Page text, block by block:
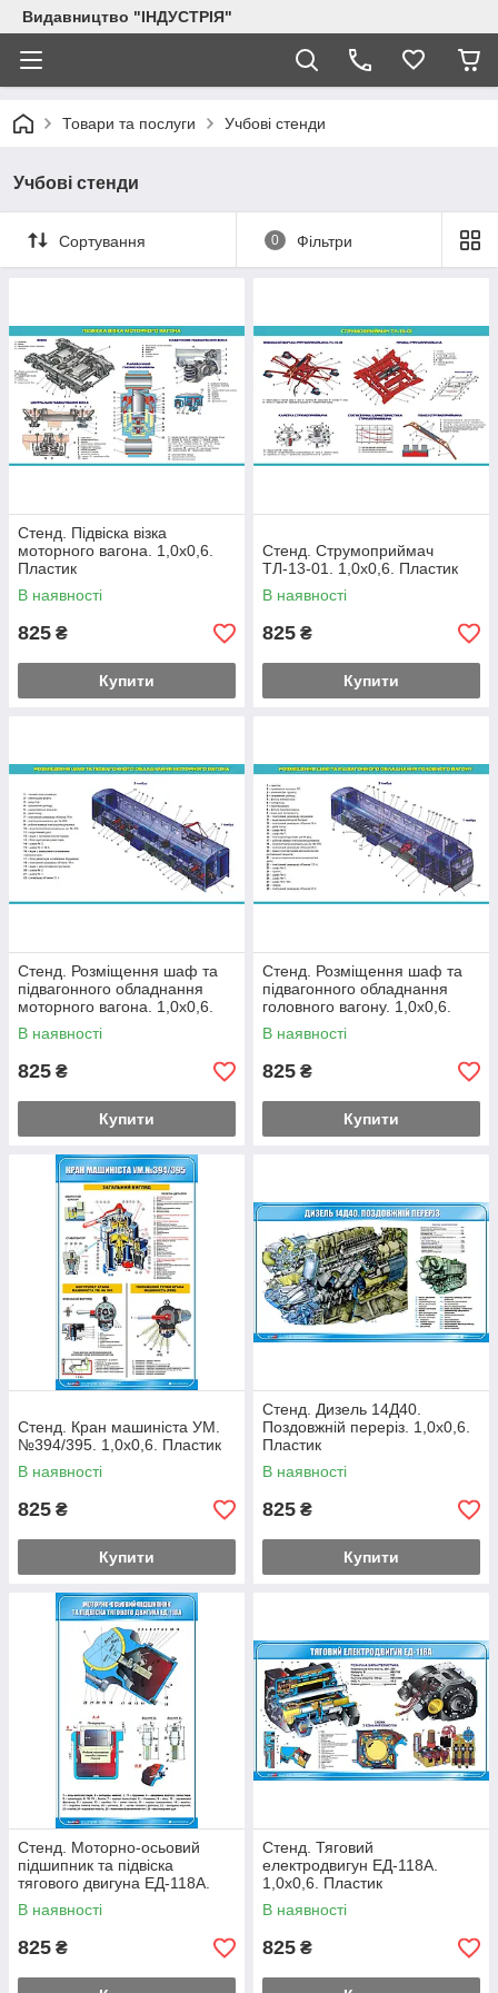
Видавництво "ІНДУСТРІЯ"
Товари та послуги Учбові стенди
Учбові стенди
Сортування 0 Фільтри
Стенд. Підвіска візка
моторного вагона. 1,0х0,6.
Пластик
В наявності
825 ₴
Купити
Стенд. Струмоприймач
ТЛ-13-01. 1,0х0,6. Пластик
В наявності
825 ₴
Купити
Стенд. Розміщення шаф та
підвагонного обладнання
моторного вагона. 1,0х0,6.
Пластик
В наявності
825 ₴
Купити
Стенд. Розміщення шаф та
підвагонного обладнання
головного вагону. 1,0х0,6.
Пластик
В наявності
825 ₴
Купити
Стенд. Кран машиніста УМ.
№394/395. 1,0х0,6. Пластик
В наявності
825 ₴
Купити
Стенд. Дизель 14Д40.
Поздовжній переріз. 1,0х0,6.
Пластик
В наявності
825 ₴
Купити
Стенд. Моторно-осьовий
підшипник та підвіска
тягового двигуна ЕД-118А.
1,0х0,6. Пластик
В наявності
825 ₴
Стенд. Тяговий
електродвигун ЕД-118А.
1,0х0,6. Пластик
В наявності
825 ₴